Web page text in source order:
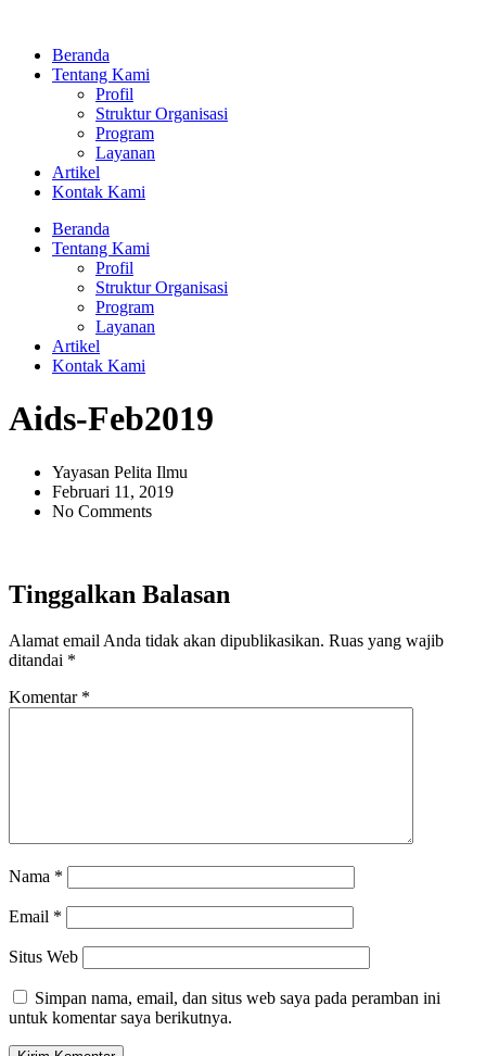
kontenBeranda
Tentang Kami
Profil
Struktur Organisasi
Program
Layanan
Artikel
Kontak Kami
Beranda
Tentang Kami
Profil
Struktur Organisasi
Program
Layanan
Artikel
Kontak Kami
Aids-Feb2019
Yayasan Pelita Ilmu
Februari 11, 2019
No Comments
Tinggalkan Balasan
Alamat email Anda tidak akan dipublikasikan. Ruas yang wajib
ditandai *
Komentar *
Nama *
Email *
Situs Web
Simpan nama, email, dan situs web saya pada peramban ini
untuk komentar saya berikutnya.